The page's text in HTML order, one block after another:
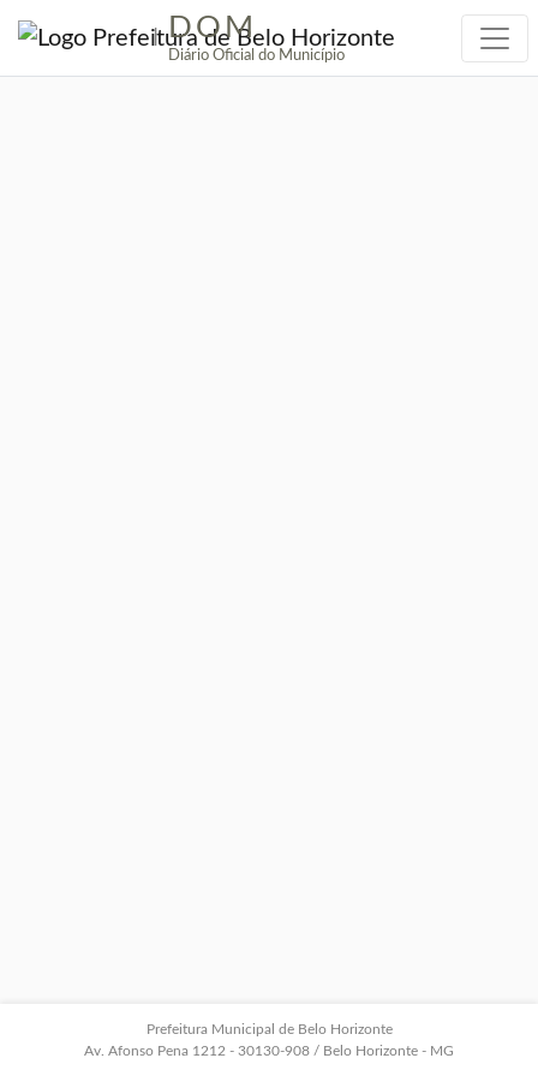
| DOM
Diário Oficial do Município
Prefeitura Municipal de Belo Horizonte
Av. Afonso Pena 1212 - 30130-908 / Belo Horizonte - MG